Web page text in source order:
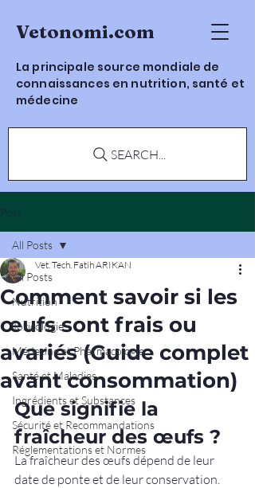
Vetonomi.com
La principale source mondiale de
connaissances en nutrition, santé et
médecine
SEARCH...
Post
All Posts
Nutrition
Toxicologie
Médecine et Pharmacologie
Santé et Maladies
Ingrédients et Substances
Sécurité et Recommandations
Réglementations et Normes
All Posts
Comment savoir si les
œufs sont frais ou
avariés (Guide complet
avant consommation)
Vet. Tech. Fatih ARIKAN
Que signifie la
fraîcheur des œufs ?
La fraîcheur des œufs dépend de leur
date de ponte et de leur conservation.